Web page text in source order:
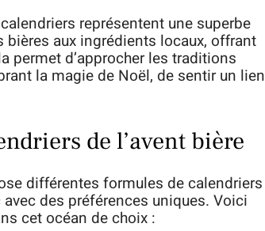
représentent une superbe
aux ingrédients locaux, offrant
permet d’approcher les traditions
la magie de Noël, de sentir un lien
de l’avent bière
différentes formules de calendriers
avec des préférences uniques. Voici
cet océan de choix :